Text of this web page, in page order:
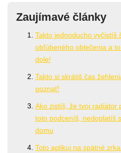
Zaujímavé články
Takto jednoducho vyčistíš
obľúbeného oblečenia a
dole!
Takto si skrátiš čas
poznať!
Ako zistíš, že tvoj radiátor
toto podceníš, nedoplatíš
domu
Toto aplikuj na spätné